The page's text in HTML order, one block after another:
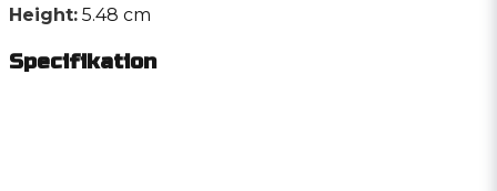
Height: 5.48 cm
Specifikation